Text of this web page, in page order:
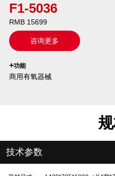
F1-5036
RMB 15699
咨询更多
`
+功能
商用有氧器械
技术参数